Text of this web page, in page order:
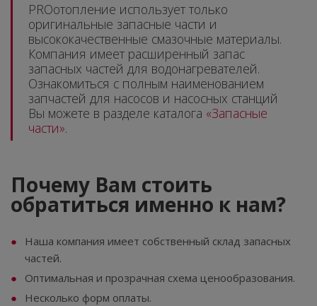
PROотопление использует только
оригинальные запасные части и
высококачественные смазочные материалы.
Компания имеет расширенный запас
запасных частей для водонагревателей.
Ознакомиться с полным наименованием
запчастей для насосов и насосных станций
Вы можете в разделе каталога «Запасные
части».
Почему Вам стоить
обратиться именно к нам?
Наша компания имеет собственный склад запасных
частей.
Оптимальная и прозрачная схема ценообразования.
Несколько форм оплаты.